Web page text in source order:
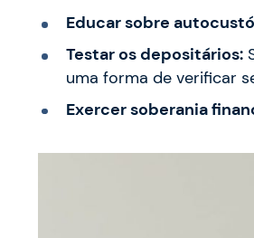
Educar sobre
Testar os depositários:
uma forma de verificar
Exercer soberania